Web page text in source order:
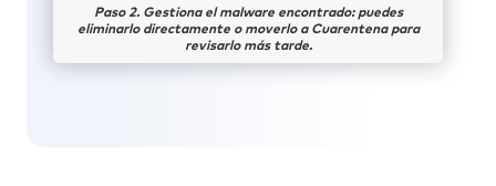
Paso 2. Gestiona el malware encontrado: puedes
eliminarlo directamente o moverlo a Cuarentena para
revisarlo más tarde.